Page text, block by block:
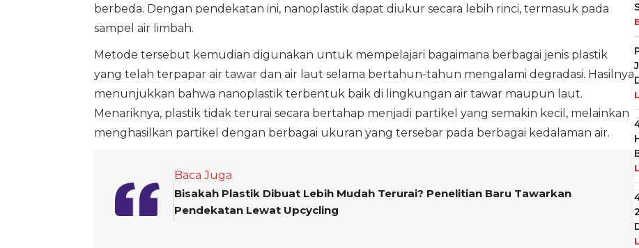
berbeda. Dengan pendekatan ini, nanoplastik dapat diukur secara lebih rinci, termasuk pada
sampel air limbah.
Metode tersebut kemudian digunakan untuk mempelajari bagaimana berbagai jenis plastik
yang telah terpapar air tawar dan air laut selama bertahun-tahun mengalami degradasi. Hasilnya
menunjukkan bahwa nanoplastik terbentuk baik di lingkungan air tawar maupun laut.
Menariknya, plastik tidak terurai secara bertahap menjadi partikel yang semakin kecil, melainkan
menghasilkan partikel dengan berbagai ukuran yang tersebar pada berbagai kedalaman air.
Baca Juga
Bisakah Plastik Dibuat Lebih Mudah Terurai? Penelitian Baru Tawarkan
Pendekatan Lewat Upcycling